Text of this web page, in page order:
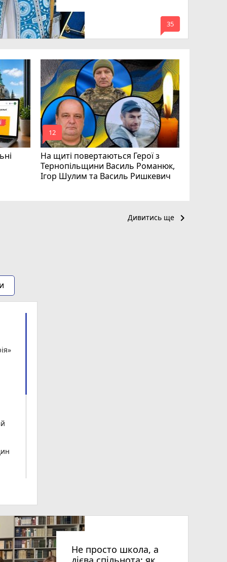
mode_comment
35
На щиті повертаються Герої з
Тернопільщини Василь Романюк,
Ігор Шулим та Василь Ришкевич
mode_comment
12
Дивитись ще keyboard_arrow_right
Не просто школа, а